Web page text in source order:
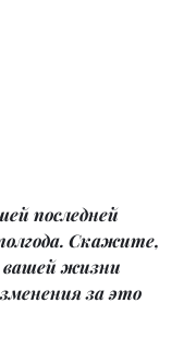
последней
Скажите,
вашей жизни
за это